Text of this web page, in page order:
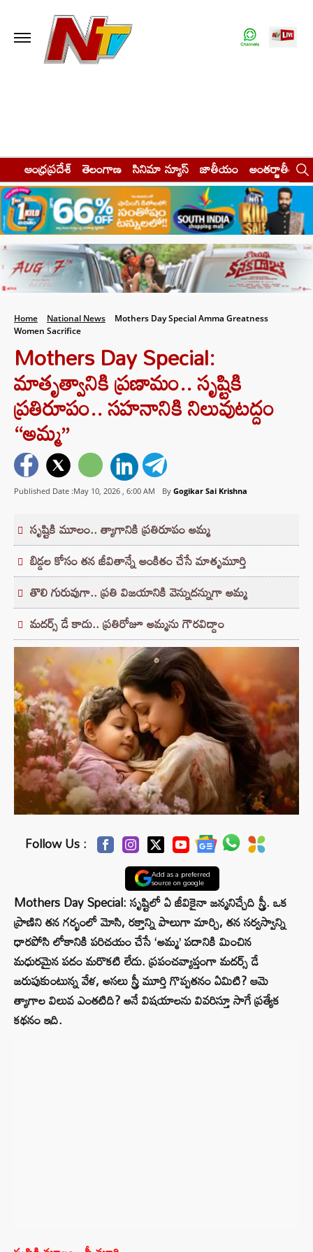
ఆంధ్రప్రదేశ్ తెలంగాణ సినిమా న్యూస్ జాతీయం అంతర్జాతీయం
Home National News
Mothers Day Special Amma Greatness
Women Sacrifice
Mothers Day Special:
మాతృత్వానికి ప్రణామం.. సృష్టికి
ప్రతిరూపం.. సహనానికి నిలువుటద్దం
“అమ్మ”
Published Date :May 10, 2026 , 6:00 AM By Gogikar Sai Krishna
సృష్టికి మూలం.. త్యాగానికి ప్రతిరూపం అమ్మ
బిడ్డల కోసం తన జీవితాన్నే అంకితం చేసే మాతృమూర్తి
తొలి గురువుగా.. ప్రతి విజయానికి వెన్నుదన్నుగా అమ్మ
మదర్స్ డే కాదు.. ప్రతిరోజూ అమ్మను గౌరవిద్దాం
Follow Us :
Add as a preferred
source on google
Mothers Day Special: సృష్టిలో ఏ జీవికైనా జన్మనిచ్చేది స్త్రీ. ఒక
ప్రాణిని తన గర్భంలో మోసి, రక్తాన్ని పాలుగా మార్చి, తన సర్వస్వాన్ని
ధారపోసి లోకానికి పరిచయం చేసే ‘అమ్మ’ పదానికి మించిన
మధురమైన పదం మరొకటి లేదు. ప్రపంచవ్యాప్తంగా మదర్స్ డే
జరుపుకుంటున్న వేళ, అసలు స్త్రీ మూర్తి గొప్పతనం ఏమిటి? ఆమె
త్యాగాల విలువ ఎంతటిది? అనే విషయాలను వివరిస్తూ సాగే ప్రత్యేక
కథనం ఇది.